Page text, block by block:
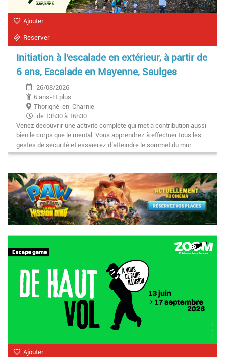
Ajouter
Réserver
Initiation à l'escalade en extérieur, à partir de
6 ans, Escalade en Mayenne, Saulges
26/08/2026
6 ans-Et plus
Thorigné-en-Charnie
de 13h30 à 16h30
Venez découvrir une activité complète qui met à contribution aussi
bien le corps que le mental. Vous apprendrez à effectuer tous les
gestes de sécurité et essaierez d’atteindre le sommet du mur.
Ajouter